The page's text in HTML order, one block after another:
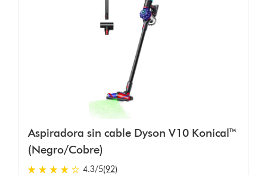
Aspiradora sin cable Dyson V10 Konical™
(Negro/Cobre)
4.3 estrellas de 5 de 92 Ratings
4.3/5(92)